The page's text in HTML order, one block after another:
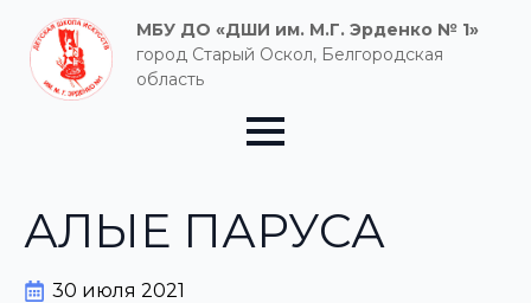
МБУ ДО «ДШИ им. М.Г. Эрденко № 1»
город Старый Оскол, Белгородская
область
АЛЫЕ ПАРУСА
30 июля 2021